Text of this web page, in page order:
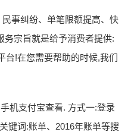
事纠纷、单笔限额提高、快
务宗旨就是给予消费者提供:
台!在您需要帮助的时候,我们
机支付宝查看. 方式一:登录
键词:账单、2016年账单等搜